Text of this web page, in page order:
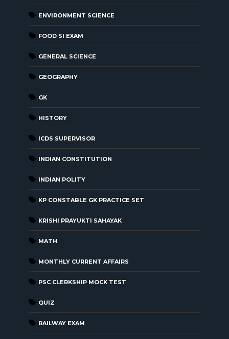
ENVIRONMENT SCIENCE
FOOD SI EXAM
GENERAL SCIENCE
GEOGRAPHY
GK
HISTORY
ICDS SUPERVISOR
INDIAN CONSTITUTION
INDIAN POLITY
KP CONSTABLE GK PRACTICE SET
KRISHI PRAYUKTI SAHAYAK
MATH
MONTHLY CURRENT AFFAIRS
PSC CLERKSHIP MOCK TEST
QUIZ
RAILWAY EXAM